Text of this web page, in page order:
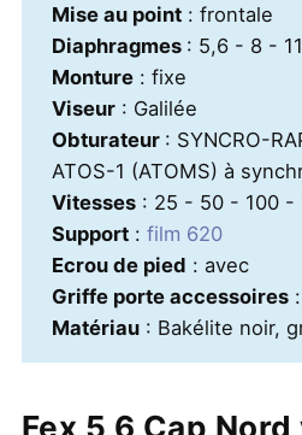
Mise au point: frontale
Diaphragmes : 5,6 - 8 -
Monture: fixe
Viseur: Galilée
Obturateur : SYNCRO-
ATOS-1 (ATOMS) à
Vitesses: 25 - 50 - 100 -
Support: film 620
Ecrou de pied : avec
Griffe porte accessoires:
Matériau: Bakélite noir,
Fex 5,6 Cap